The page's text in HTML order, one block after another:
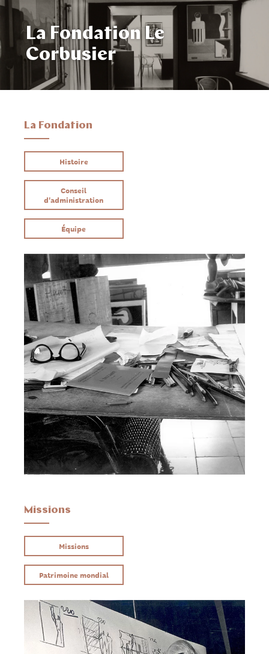
La Fondation Le
Corbusier
La Fondation
Histoire
Conseil
d'administration
Équipe
Missions
Missions
Patrimoine mondial